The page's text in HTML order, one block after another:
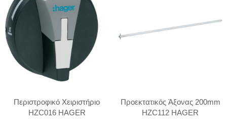
Περιστροφικό Χειριστήριο
HZC016 HAGER
Προεκτατικός Άξονας 200mm
HZC112 HAGER